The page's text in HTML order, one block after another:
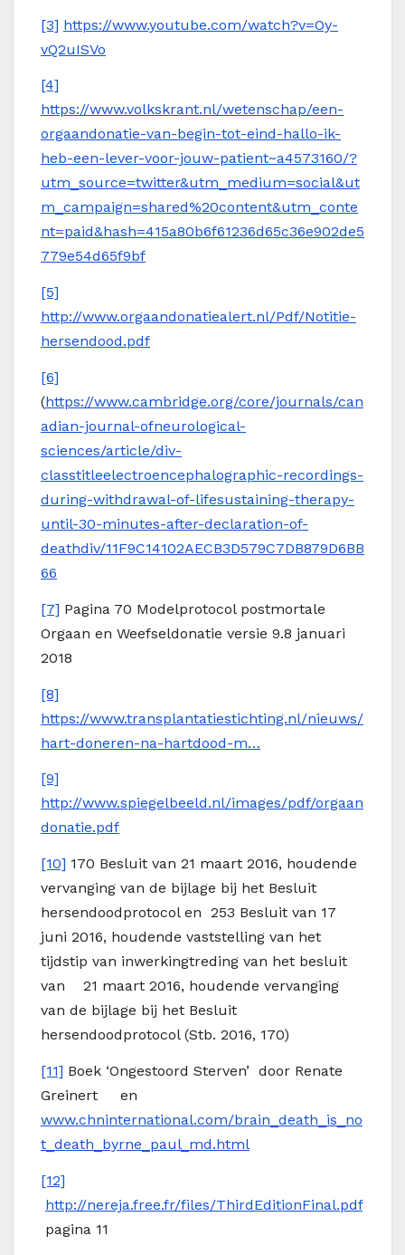
[3] https://www.youtube.com/watch?v=Oy-
vQ2uISVo
[4]
https://www.volkskrant.nl/wetenschap/een-
orgaandonatie-van-begin-tot-eind-hallo-ik-
heb-een-lever-voor-jouw-patient~a4573160/?
utm_source=twitter&utm_medium=social&ut
m_campaign=shared%20content&utm_conte
nt=paid&hash=415a80b6f61236d65c36e902de5
779e54d65f9bf
[5]
http://www.orgaandonatiealert.nl/Pdf/Notitie-
hersendood.pdf
[6]
(https://www.cambridge.org/core/journals/can
adian-journal-ofneurological-
sciences/article/div-
classtitleelectroencephalographic-recordings-
during-withdrawal-of-lifesustaining-therapy-
until-30-minutes-after-declaration-of-
deathdiv/11F9C14102AECB3D579C7DB879D6BB
66
[7] Pagina 70 Modelprotocol postmortale
Orgaan en Weefseldonatie versie 9.8 januari
2018
[8]
https://www.transplantatiestichting.nl/nieuws/
hart-doneren-na-hartdood-m…
[9]
http://www.spiegelbeeld.nl/images/pdf/orgaan
donatie.pdf
[10] 170 Besluit van 21 maart 2016, houdende
vervanging van de bijlage bij het Besluit
hersendoodprotocol en 253 Besluit van 17
juni 2016, houdende vaststelling van het
tijdstip van inwerkingtreding van het besluit
van 21 maart 2016, houdende vervanging
van de bijlage bij het Besluit
hersendoodprotocol (Stb. 2016, 170)
[11] Boek ‘Ongestoord Sterven’ door Renate
Greinert en
www.chninternational.com/brain_death_is_no
t_death_byrne_paul_md.html
[12]
http://nereja.free.fr/files/ThirdEditionFinal.pdf
pagina 11